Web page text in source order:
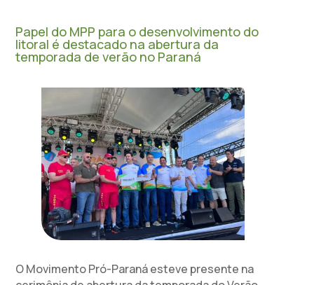
Papel do MPP para o desenvolvimento do
litoral é destacado na abertura da
temporada de verão no Paraná
O Movimento Pró-Paraná esteve presente na